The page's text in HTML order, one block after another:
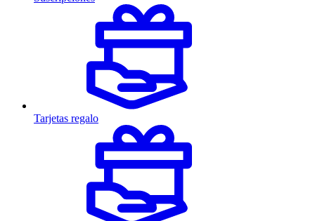
Tarjetas regalo